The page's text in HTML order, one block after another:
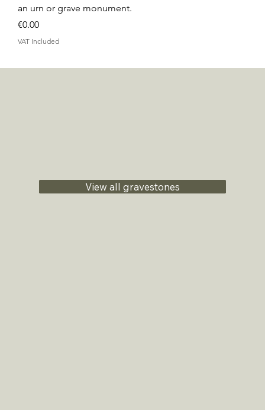
an urn or grave monument.
Price
€0.00
VAT Included
View all gravestones